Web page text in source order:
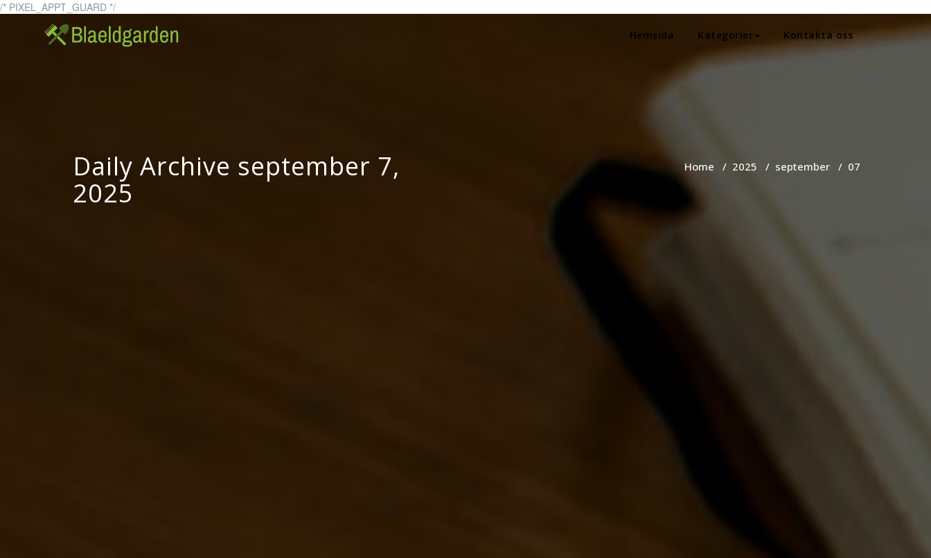
/* PIXEL_APPT_GUARD */Skip
content
Hemsida Kategorier Kontakta oss
Daily Archive september 7,
2025
Home / 2025 / september / 07